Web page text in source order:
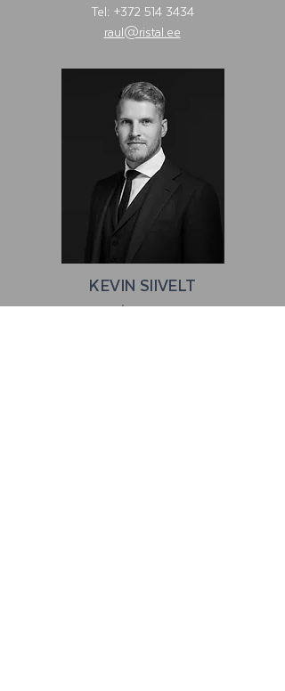
Tel: +372 514 3434
raul@ristal.ee
KEVIN SIIVELT
partner/vandeadvokaat